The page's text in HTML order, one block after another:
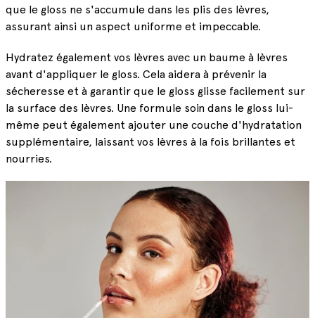
que le gloss ne s'accumule dans les plis des lèvres,
assurant ainsi un aspect uniforme et impeccable.
Hydratez également vos lèvres avec un baume à lèvres
avant d'appliquer le gloss. Cela aidera à prévenir la
sécheresse et à garantir que le gloss glisse facilement sur
la surface des lèvres. Une formule soin dans le gloss lui-
même peut également ajouter une couche d'hydratation
supplémentaire, laissant vos lèvres à la fois brillantes et
nourries.